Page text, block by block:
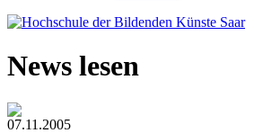
News lesen
07.11.2005